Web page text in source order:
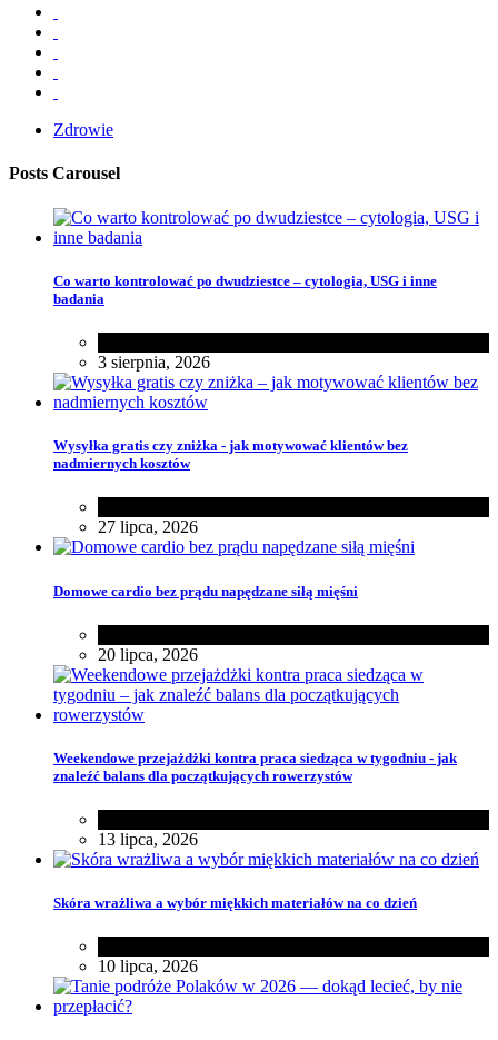
Zdrowie
Posts Carousel
Co warto kontrolować po dwudziestce – cytologia, USG i inne
badania
3 sierpnia, 2026
Wysyłka gratis czy zniżka - jak motywować klientów bez
nadmiernych kosztów
27 lipca, 2026
Domowe cardio bez prądu napędzane siłą mięśni
20 lipca, 2026
Weekendowe przejażdżki kontra praca siedząca w tygodniu - jak
znaleźć balans dla początkujących rowerzystów
13 lipca, 2026
Skóra wrażliwa a wybór miękkich materiałów na co dzień
10 lipca, 2026